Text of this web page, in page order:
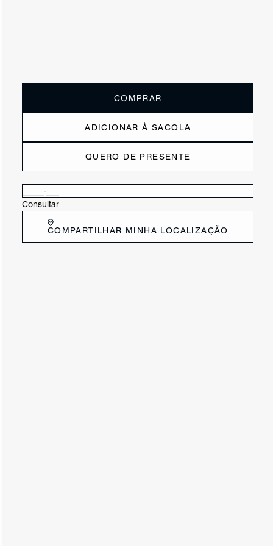
COMPRAR
ADICIONAR À SACOLA
QUERO DE PRESENTE
Consultar
COMPARTILHAR MINHA LOCALIZAÇÃO